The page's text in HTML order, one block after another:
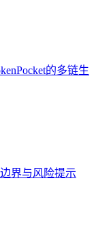
的多链生
界与风险提示